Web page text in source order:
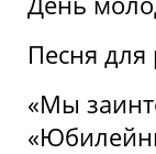
Песня для
«Мы